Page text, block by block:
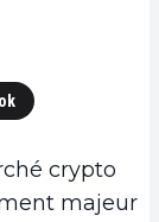
crypto
majeur